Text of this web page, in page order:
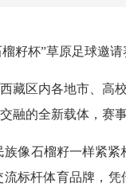
籽杯”草原足球邀请
藏区内各地市、
融的全新载体，赛
像石榴籽一样紧
标杆体育品牌，